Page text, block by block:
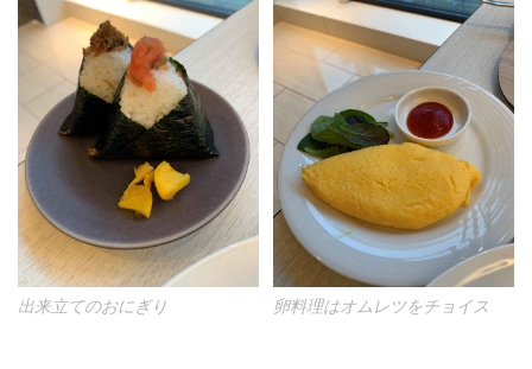
出来立てのおにぎり 卵料理はオムレツをチョイス